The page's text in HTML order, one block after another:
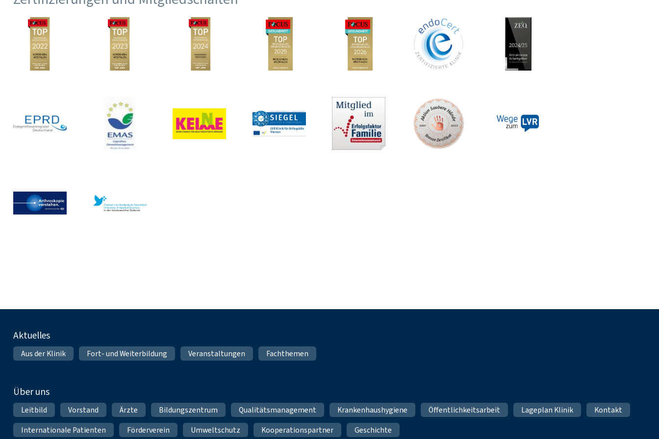
Fußnavigation
Aktuelles
Aus der Klinik Fort- und Weiterbildung Veranstaltungen Fachthemen
Über uns
Leitbild Vorstand Ärzte Bildungszentrum Qualitätsmanagement Krankenhaushygiene Öffentlichkeitsarbeit Lageplan Klinik
Kontakt
Internationale Patienten
Förderverein Umweltschutz Kooperationspartner Geschichte